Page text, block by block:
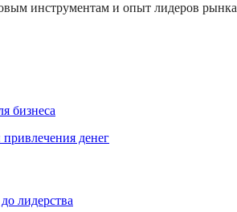
инструментам и опыт лидеров рынка
бизнеса
денег
лидерства